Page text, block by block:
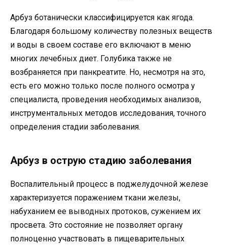
Арбуз ботанически классифицируется как ягода.
Благодаря большому количеству полезных веществ
и воды в своем составе его включают в меню
многих лечебных диет. Голубика также не
возбраняется при панкреатите. Но, несмотря на это,
есть его можно только после полного осмотра у
специалиста, проведения необходимых анализов,
инструментальных методов исследования, точного
определения стадии заболевания.
Арбуз в острую стадию заболевания
Воспалительный процесс в поджелудочной железе
характеризуется поражением ткани железы,
набуханием ее выводных протоков, сужением их
просвета. Это состояние не позволяет органу
полноценно участвовать в пищеварительных